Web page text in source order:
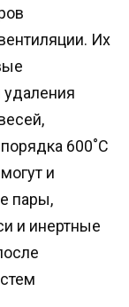
Их
600˚С
и
пары,
и инертные